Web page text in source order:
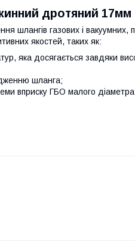
дротяний 17мм
шлангів газових і
якостей, таких як:
яка досягається завдяки
шланга;
вприску ГБО малого